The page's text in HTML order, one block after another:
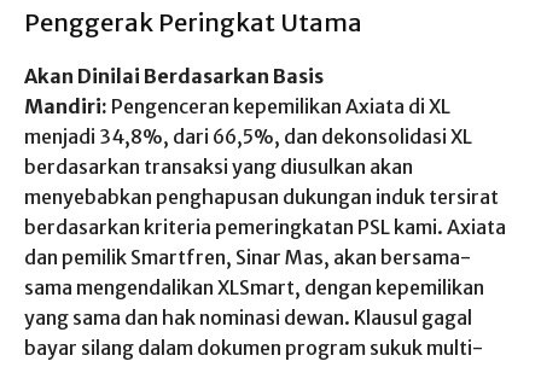
Penggerak Peringkat Utama
Akan Dinilai Berdasarkan Basis
Mandiri: Pengenceran kepemilikan Axiata di XL
menjadi 34,8%, dari 66,5%, dan dekonsolidasi XL
berdasarkan transaksi yang diusulkan akan
menyebabkan penghapusan dukungan induk tersirat
berdasarkan kriteria pemeringkatan PSL kami. Axiata
dan pemilik Smartfren, Sinar Mas, akan bersama-
sama mengendalikan XLSmart, dengan kepemilikan
yang sama dan hak nominasi dewan. Klausul gagal
bayar silang dalam dokumen program sukuk multi-